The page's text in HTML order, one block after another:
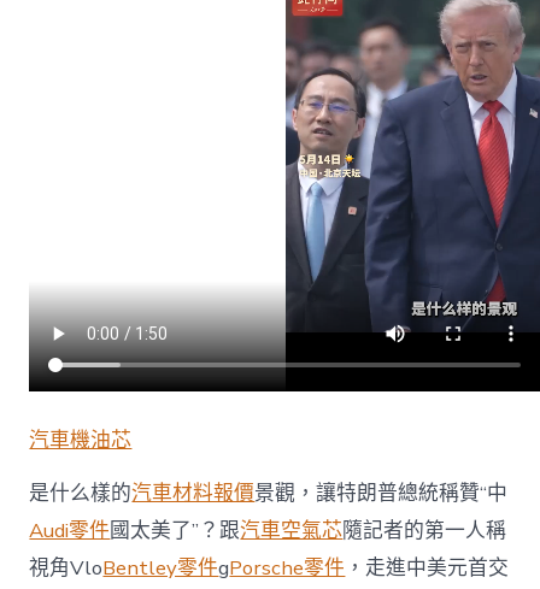
景
觀，
讓
特
朗
普
總
統
稱
贊
“中
國
太
OSDER
奧
車
美
了”？〉
中
汽車機油芯
是什么樣的汽車材料報價景觀，讓特朗普總統稱贊“中
Audi零件國太美了”？跟汽車空氣芯隨記者的第一人稱
視角VloBentley零件gPorsche零件 ，走進中美元首交